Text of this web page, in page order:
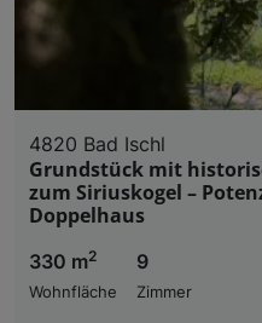
4820 Bad Ischl
Grundstück mit
zum Siriuskogel –
Doppelhaus
330 m2
Wohnfläche
9
Zimmer